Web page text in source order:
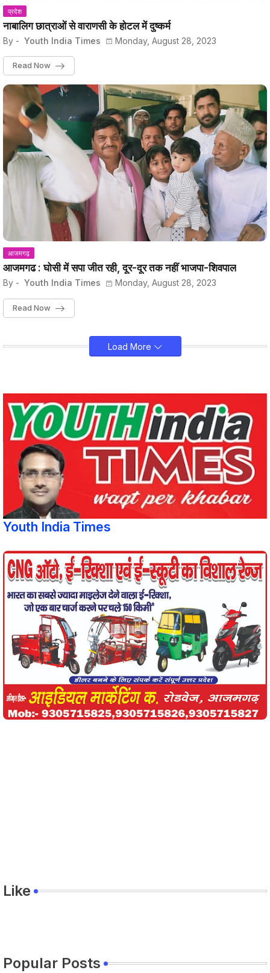
प्रदेश
नाबालिग छात्राओं से वाराणसी के होटल में दुष्कर्म
By - Youth India Times Monday, August 28, 2023
Read Now
आजमगढ़
आजमगढ : घोसी में सपा जीत रही, दूर-दूर तक नहीं भाजपा-शिवपाल
By - Youth India Times Monday, August 28, 2023
Read Now
Load More
Youth India Times
Like
Popular Posts